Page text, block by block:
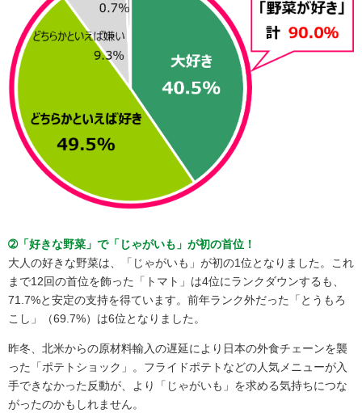
➁「好きな野菜」で「じゃがいも」が初の首位！
大人の好きな野菜は、「じゃがいも」が初の1位となりました。これ
まで12回の首位を飾った「トマト」は4位にランクダウンするも、
71.7%と安定の支持を得ています。前年ランク外だった「とうもろ
こし」（69.7%）は6位となりました。
昨冬、北米からの原材料輸入の遅延により日本の外食チェーンを襲
った「ポテトショック」。フライドポテトなどの人気メニューが入
手できなかった反動が、より「じゃがいも」を求める気持ちにつな
がったのかもしれません。